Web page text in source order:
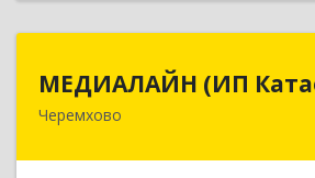
МЕДИАЛАЙН (ИП
Черемхово
МЕДИАЛАЙН (ИП
665413, Иркутская обл,